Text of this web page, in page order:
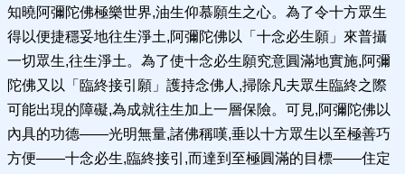
知曉阿彌陀佛極樂世界,油生仰慕願生之心。為了令十方眾生
得以便捷穩妥地往生淨土,阿彌陀佛以「十念必生願」來普攝
一切眾生,往生淨土。為了使十念必生願究意圓滿地實施,阿彌
陀佛又以「臨終接引願」護持念佛人,掃除凡夫眾生臨終之際
可能出現的障礙,為成就往生加上一層保險。可見,阿彌陀佛以
內具的功德——光明無量,諸佛稱嘆,垂以十方眾生以至極善巧
方便——十念必生,臨終接引,而達到至極圓滿的目標——住定